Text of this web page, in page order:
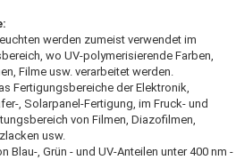
werden zumeist verwendet im
wo UV-polymerisierende Farben,
Filme usw. verarbeitet werden.
Fertigungsbereiche der Elektronik,
, Solarpanel-Fertigung, im Fruck- und
von Filmen, Diazofilmen,
usw.
Blau-, Grün - und UV-Anteilen unter 400 nm -